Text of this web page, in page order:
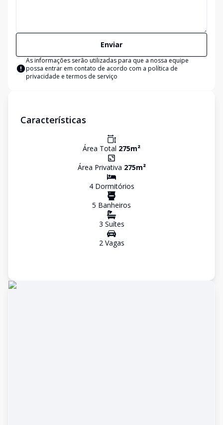
Enviar
As informações serão utilizadas para que a nossa equipe
possa entrar em contato de acordo com a política de
privacidade e termos de serviço
Características
Área Total 275m²
Área Privativa 275m²
4Dormitórios
5 Banheiros
3 Suítes
2Vagas